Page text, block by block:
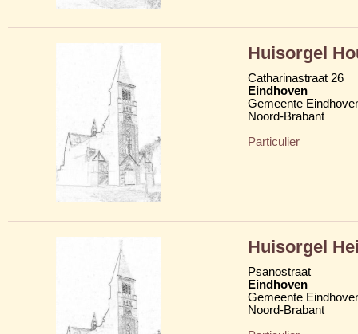
Huisorgel
Catharinastraat 26
Eindhoven
Gemeente
Noord-Brabant
Particulier
Huisorgel
Psanostraat
Eindhoven
Gemeente
Noord-Brabant